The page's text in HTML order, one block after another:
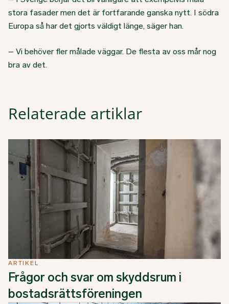
stora fasader men det är fortfarande ganska nytt. I södra
Europa så har det gjorts väldigt länge, säger han.
– Vi behöver fler målade väggar. De flesta av oss mår nog
bra av det.
Relaterade artiklar
ARTIKEL
Frågor och svar om skyddsrum i
bostadsrättsföreningen